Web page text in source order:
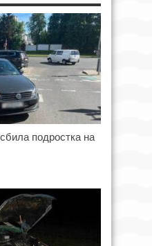
подростка на